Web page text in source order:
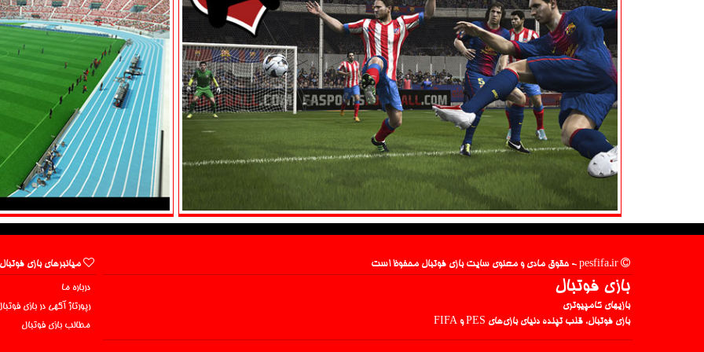
بازی فوتبال
بازیهای کامپیوتری
بازی فوتبال، قلب تپنده دنیای بازی‌های PES و FIFA
میانبرهای بازی
درباره ما
رپورتاژ آگهی در بازی
مطالب بازی فوتبال